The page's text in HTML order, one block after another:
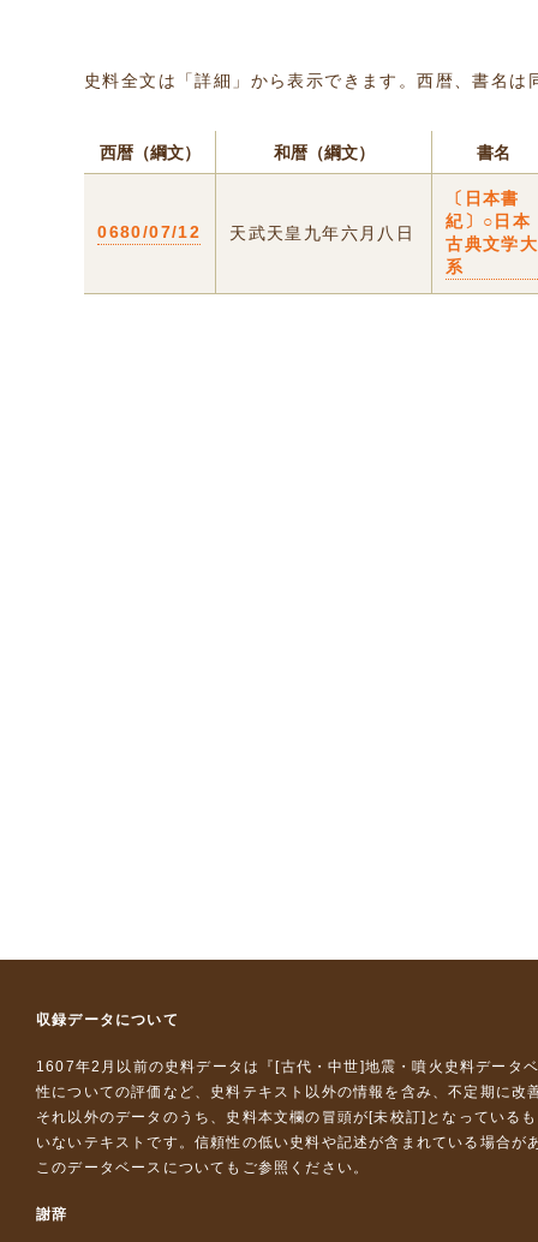
史料全文は「詳細」から表示できます。西暦、書名
西暦（綱文） 和暦（綱文） 書名
0680/07/12 天武天皇九年六月八日
〔日本書
紀〕○日本
古典文学大
系
収録データについて
1607年2月以前の史料データは『 [古代・中世]地震・噴火史料データ
性についての評価など、史料テキスト以外の情報を含み、不定期に改
それ以外のデータのうち、史料本文欄の冒頭が[未校訂]となっている
いないテキストです。信頼性の低い史料や記述が含まれている場合が
このデータベースについて もご参照ください。
謝辞